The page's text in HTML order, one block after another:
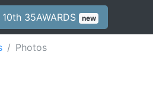
35AWARDS new
Photos